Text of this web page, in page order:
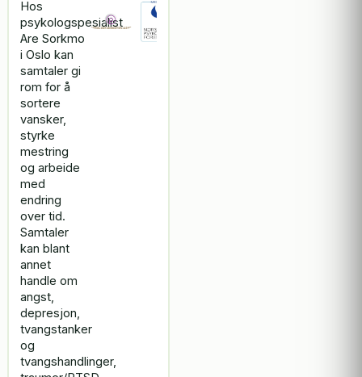
Hos
psykologspesialist
Are Sorkmo
i Oslo kan
samtaler gi
rom for å
sortere
vansker,
styrke
mestring
og arbeide
med
endring
over tid.
Samtaler
kan blant
annet
handle om
angst,
depresjon,
tvangstanker
og
tvangshandlinger,